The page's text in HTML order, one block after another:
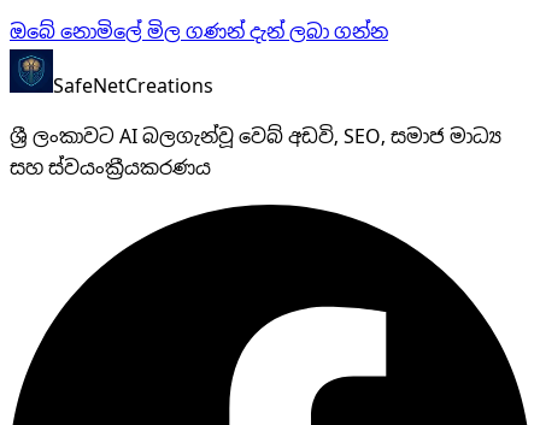
ඔබේ නොමිලේ මිල ගණන් දැන් ලබා ගන්න
SafeNetCreations
ශ්‍රී ලංකාවට AI බලගැන්වූ වෙබ් අඩවි, SEO, සමාජ මාධ්‍ය
සහ ස්වයංක්‍රීයකරණය